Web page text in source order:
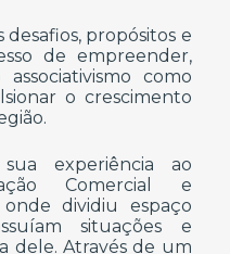
propósitos e
de empreender,
como
o crescimento
experiência ao
Comercial e
dividiu espaço
situações e
dele. Através de um